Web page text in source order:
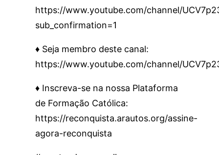
https://www.youtube.com/channel/
sub_confirmation=1
♦️ Seja membro deste canal:
https://www.youtube.com/channel/
♦️ Inscreva-se na nossa Plataforma
de Formação Católica:
https://reconquista.arautos.org/assine-
agora-reconquista